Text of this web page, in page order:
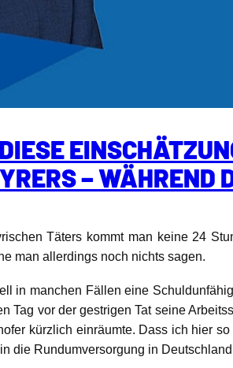
– WÄHREND
Täters kommt man keine 24
man allerdings noch nichts sagen.
in manchen Fällen eine
vor der gestrigen Tat seine
kürzlich einräumte. Dass ich hier
die Rundumversorgung in